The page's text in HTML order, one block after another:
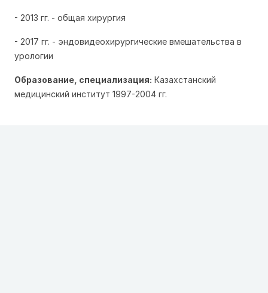
- 2013 гг. - общая хирургия
- 2017 гг. - эндовидеохирургические вмешательства в
урологии
Образование, специализация: Казахстанский
медицинский институт 1997-2004 гг.